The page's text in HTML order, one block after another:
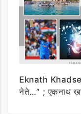
Eknath Khadse |
नेते…” ; एकनाथ